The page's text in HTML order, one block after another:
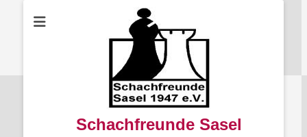
Schachfreunde Sasel